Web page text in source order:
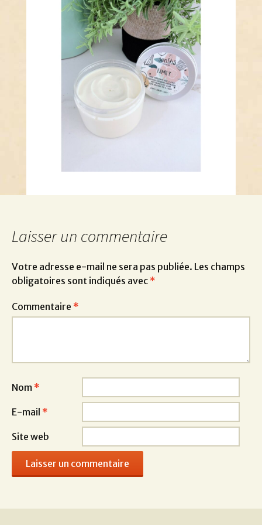
Laisser un commentaire
Votre adresse e-mail ne sera pas publiée. Les champs
obligatoires sont indiqués avec *
Commentaire *
Nom *
E-mail *
Site web